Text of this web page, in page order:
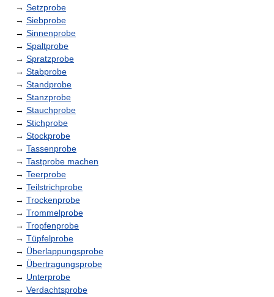
→ Setzprobe
→ Siebprobe
→ Sinnenprobe
→ Spaltprobe
→ Spratzprobe
→ Stabprobe
→ Standprobe
→ Stanzprobe
→ Stauchprobe
→ Stichprobe
→ Stockprobe
→ Tassenprobe
→ Tastprobe machen
→ Teerprobe
→ Teilstrichprobe
→ Trockenprobe
→ Trommelprobe
→ Tropfenprobe
→ Tüpfelprobe
→ Überlappungsprobe
→ Übertragungsprobe
→ Unterprobe
→ Verdachtsprobe